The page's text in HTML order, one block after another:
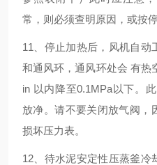
常，则必须查明原因，或按
11
、停止加热后，风机自
和通风环，通风环处会 有热
in 以内降至0.1MPa以下。
放净。请不要关闭放气阀，
损坏压力表。
12 、待水泥安定性压蒸釜